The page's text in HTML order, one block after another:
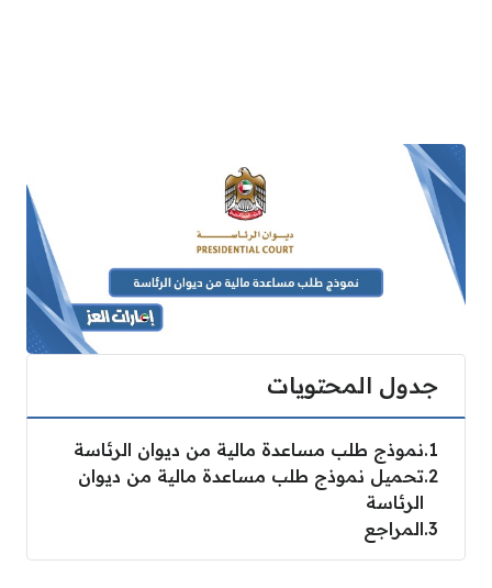
جدول المحتويات
1 نموذج طلب مساعدة مالية من ديوان الرئاسة
2 تحميل نموذج طلب مساعدة مالية من ديوان
الرئاسة
3 المراجع